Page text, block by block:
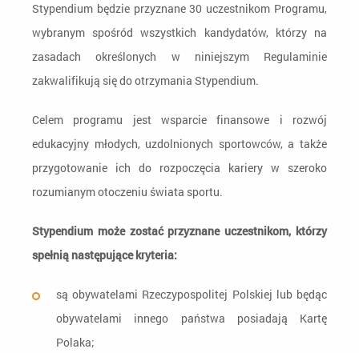
Stypendium będzie przyznane 30 uczestnikom Programu,
wybranym spośród wszystkich kandydatów, którzy na
zasadach określonych w niniejszym Regulaminie
zakwalifikują się do otrzymania Stypendium.
Celem programu jest wsparcie finansowe i rozwój
edukacyjny młodych, uzdolnionych sportowców, a także
przygotowanie ich do rozpoczęcia kariery w szeroko
rozumianym otoczeniu świata sportu.
Stypendium może zostać przyznane uczestnikom, którzy
spełnią następujące kryteria:
są obywatelami Rzeczypospolitej Polskiej lub będąc
obywatelami innego państwa posiadają Kartę
Polaka;